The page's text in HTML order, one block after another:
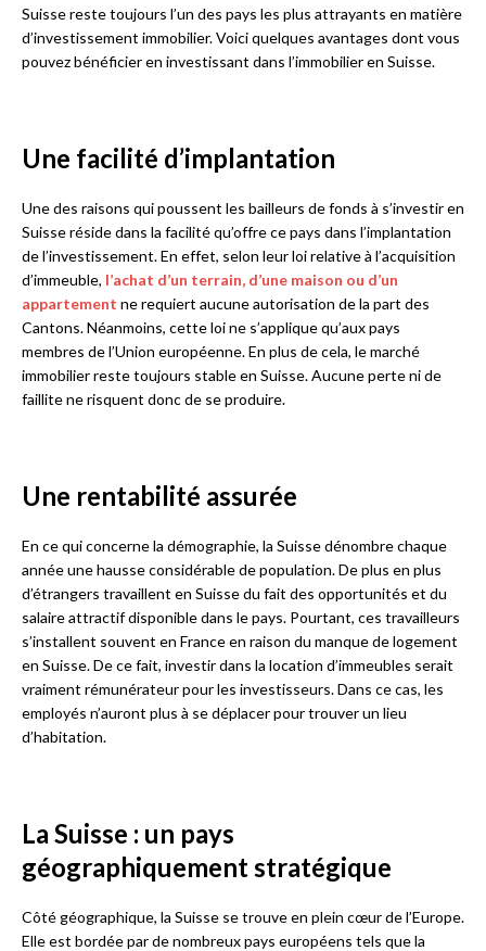
Suisse reste toujours l’un des pays les plus attrayants en matière
d’investissement immobilier. Voici quelques avantages dont vous
pouvez bénéficier en investissant dans l’immobilier en Suisse.
Une facilité d’implantation
Une des raisons qui poussent les bailleurs de fonds à s’investir en
Suisse réside dans la facilité qu’offre ce pays dans l’implantation
de l’investissement. En effet, selon leur loi relative à l’acquisition
d’immeuble, l’achat d’un terrain, d’une maison ou d’un
appartement ne requiert aucune autorisation de la part des
Cantons. Néanmoins, cette loi ne s’applique qu’aux pays
membres de l’Union européenne. En plus de cela, le marché
immobilier reste toujours stable en Suisse. Aucune perte ni de
faillite ne risquent donc de se produire.
Une rentabilité assurée
En ce qui concerne la démographie, la Suisse dénombre chaque
année une hausse considérable de population. De plus en plus
d’étrangers travaillent en Suisse du fait des opportunités et du
salaire attractif disponible dans le pays. Pourtant, ces travailleurs
s’installent souvent en France en raison du manque de logement
en Suisse. De ce fait, investir dans la location d’immeubles serait
vraiment rémunérateur pour les investisseurs. Dans ce cas, les
employés n’auront plus à se déplacer pour trouver un lieu
d’habitation.
La Suisse : un pays
géographiquement stratégique
Côté géographique, la Suisse se trouve en plein cœur de l’Europe.
Elle est bordée par de nombreux pays européens tels que la